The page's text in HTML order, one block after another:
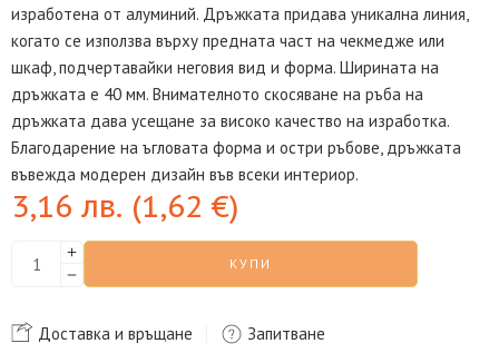
изработена от алуминий. Дръжката придава уникална линия,
когато се използва върху предната част на чекмедже или
шкаф, подчертавайки неговия вид и форма. Ширината на
дръжката е 40 мм. Внимателното скосяване на ръба на
дръжката дава усещане за високо качество на изработка.
Благодарение на ъгловата форма и остри ръбове, дръжката
въвежда модерен дизайн във всеки интериор.
3,16лв. (1,62€)
КУПИ
Доставка и връщане Запитване